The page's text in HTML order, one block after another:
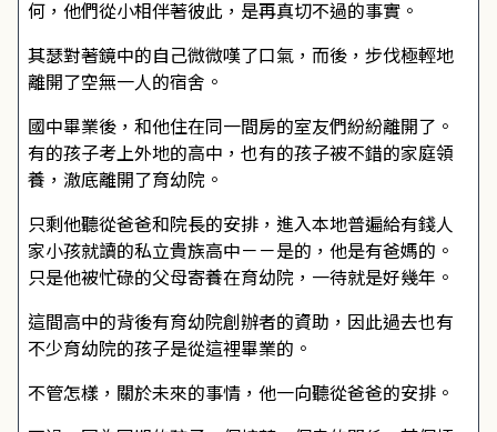
何，他們從小相伴著彼此，是再真切不過的事實。
其瑟對著鏡中的自己微微嘆了口氣，而後，步伐極輕地
離開了空無一人的宿舍。
國中畢業後，和他住在同一間房的室友們紛紛離開了。
有的孩子考上外地的高中，也有的孩子被不錯的家庭領
養，澈底離開了育幼院。
只剩他聽從爸爸和院長的安排，進入本地普遍給有錢人
家小孩就讀的私立貴族高中－－是的，他是有爸媽的。
只是他被忙碌的父母寄養在育幼院，一待就是好幾年。
這間高中的背後有育幼院創辦者的資助，因此過去也有
不少育幼院的孩子是從這裡畢業的。
不管怎樣，關於未來的事情，他一向聽從爸爸的安排。